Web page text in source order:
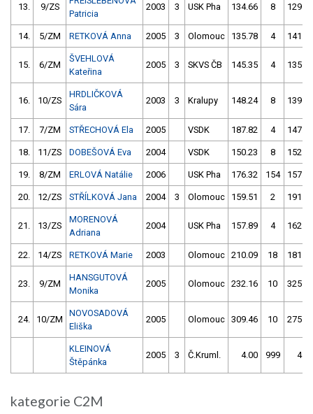
13. 9/ZS
Patricia
2003 3 USK Pha 134.66 8 129.50
14. 5/ZM RETKOVÁ Anna 2005 3 Olomouc 135.78 4 141.98
15. 6/ZM
ŠVEHLOVÁ
Kateřina
2005 3 SKVS ČB 145.35 4 135.86
16. 10/ZS
HRDLIČKOVÁ
Sára
2003 3 Kralupy 148.24 8 139.79
17. 7/ZM STŘECHOVÁ Ela 2005 VSDK 187.82 4 147.69
18. 11/ZS DOBEŠOVÁ Eva 2004 VSDK 150.23 8 152.13
19. 8/ZM ERLOVÁ Natálie 2006 USK Pha 176.32 154 157.21
20. 12/ZS STŘÍLKOVÁ Jana 2004 3 Olomouc 159.51 2 191.24
21. 13/ZS
MORENOVÁ
Adriana
2004 USK Pha 157.89 4 162.01
22. 14/ZS RETKOVÁ Marie 2003 Olomouc 210.09 18 181.93
23. 9/ZM
HANSGUTOVÁ
Monika
2005 Olomouc 232.16 10 325.28
24. 10/ZM
NOVOSADOVÁ
Eliška
2005 Olomouc 309.46 10 275.72
KLEINOVÁ
Štěpánka
2005 3 Č.Kruml. 4.00 999 4.00
kategorie C2M